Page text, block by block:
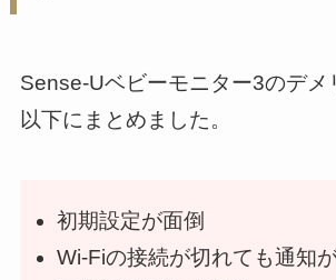
Sense-Uベビーモニター3のデメ
以下にまとめました。
初期設定が面倒
Wi-Fiの接続が切れても通知